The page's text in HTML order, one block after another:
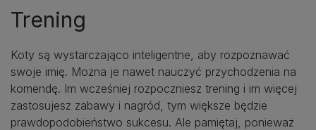
Trening
Koty są wystarczająco inteligentne, aby rozpoznawać
swoje imię. Można je nawet nauczyć przychodzenia na
komendę. Im wcześniej rozpoczniesz trening i im więcej
zastosujesz zabawy i nagród, tym większe będzie
prawdopodobieństwo sukcesu. Ale pamiętaj, ponieważ